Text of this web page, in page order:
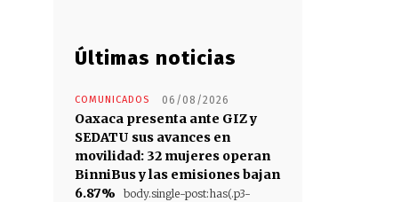
Últimas noticias
COMUNICADOS 06/08/2026
Oaxaca presenta ante GIZ y
SEDATU sus avances en
movilidad: 32 mujeres operan
BinniBus y las emisiones bajan
6.87%
body.single-post:has(.p3-